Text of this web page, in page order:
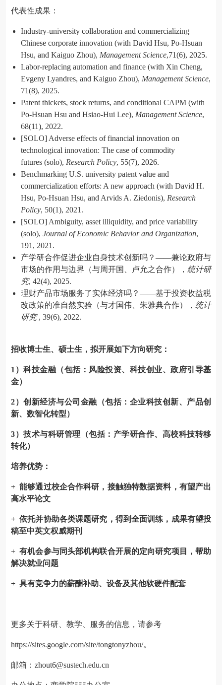
代表性成果：
Industry-university collaboration and commercializing
Chinese corporate innovation (with David Hsu, Po-Hsuan
Hsu, and Kaiguo Zhou), Management Science,71(6), 2025.
Labor-replacing automation and finance (with Xin Cheng,
Evgeny Lyandres, and Kaiguo Zhou), Management Science,
71(8), 2025.
Patent thickets, stock returns, and conditional CAPM (with
Po-Hsuan Hsu and Hsiao-Hui Lee), Management Science,
68(11), 2022.
[SOLO] Adverse effects of financial innovation on
technological innovation: The case of commodity
futures (solo), Research Policy, 55(7), 2026.
Benchmarking U.S. university patent value and
commercialization efforts: A new approach (with David H.
Hsu, Po-Hsuan Hsu, and Arvids A. Ziedonis), Research
Policy, 50(1), 2021.
[SOLO] Ambiguity, asset illiquidity, and price variability
(solo), Journal of Economic Behavior and Organization,
191, 2021.
产学研合作促进企业自身技术创新吗？——兼论政府与
市场的作用与边界（与周开国、卢允之合作）， 统计研
究, 42(4), 2025.
理财产品市场服务了实体经济吗？——基于投资收益税
改政策的准自然实验（与才国伟、朱雅典合作）， 统计
研究, 39(6), 2022.
招收博士生、硕士生，拟开展如下方向研究：
1）科技金融（包括：风险投资、科技创业、政府引导基
金）
2）创新经济与公司金融（包括：企业科技创新、产品创
新、数智化转型）
3）技术与科研管理（包括：产学研合作、高校科技转移
转化）
培养优势：
+ 能够通过校企合作科研，接触独特数据资料，有望产出
高水平论文
+ 依托并协助各类课题研究，得到全面训练，成果有望投
稿至中英文权威期刊
+ 有机会参与同头部机构联合开展的定向研究项目，帮助
解决就业问题
+ 具有竞争力的薪酬补助、设备及其他软硬件配套
更多关于科研、教学、服务的信息，请参考
https://sites.google.com/site/tongtonyzhou/。
邮箱：zhout6@sustech.edu.cn